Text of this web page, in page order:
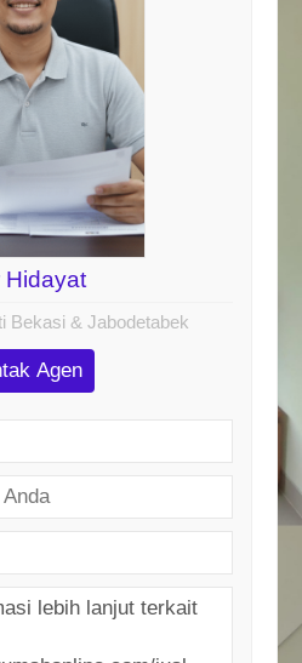
Hidayat
Bekasi & Jabodetabek
Agen